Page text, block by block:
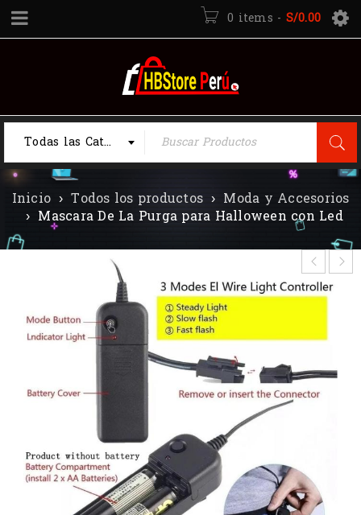
0 items - S/0.00
Todas las Categorias
Inicio › Todos los productos › Moda y Accesorios
› Mascara De La Purga para Halloween con Led